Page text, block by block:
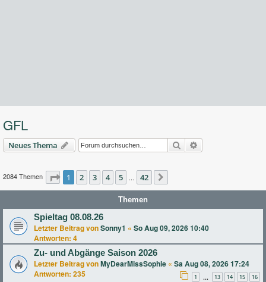
GFL
Neues Thema Suche
2084 Themen Seite1 von 42
1 2 3 4 5 … 42
Themen
Spieltag 08.08.26
Letzter Beitrag vonSonny1 « So Aug 09, 2026 10:40
Antworten: 4
Zu- und Abgänge Saison 2026
Letzter Beitrag vonMyDearMissSophie « Sa Aug 08, 2026 17:24
Antworten: 235 1 … 13 14 15 16